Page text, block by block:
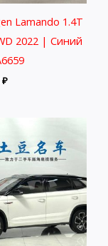
Lamando 1.4T
2022 | Синий
₽